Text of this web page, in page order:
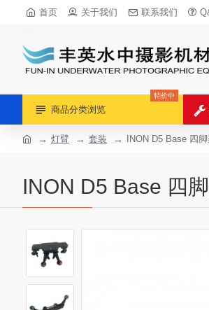
首页 关于我们 联系我们
商品分类浏览
特价中
灯臂 套装 INON D5 Base 四
INON D5 Base 四